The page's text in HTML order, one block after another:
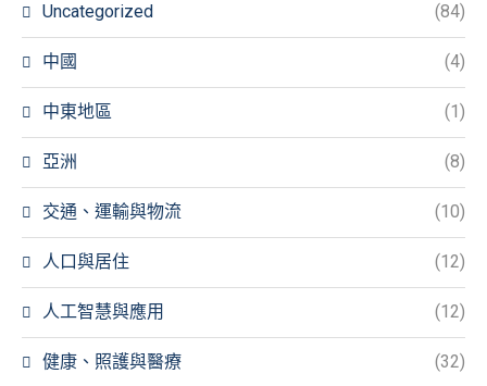
Uncategorized (84)
中國 (4)
中東地區 (1)
亞洲 (8)
交通、運輸與物流 (10)
人口與居住 (12)
人工智慧與應用 (12)
健康、照護與醫療 (32)